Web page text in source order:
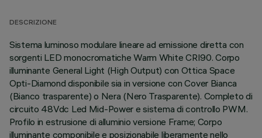
DESCRIZIONE
Sistema luminoso modulare lineare ad emissione diretta con
sorgenti LED monocromatiche Warm White CRI90. Corpo
illuminante General Light (High Output) con Ottica Space
Opti-Diamond disponibile sia in versione con Cover Bianca
(Bianco trasparente) o Nera (Nero Trasparente). Completo di
circuito 48Vdc Led Mid-Power e sistema di controllo PWM.
Profilo in estrusione di alluminio versione Frame; Corpo
illuminante componibile e posizionabile liberamente nello